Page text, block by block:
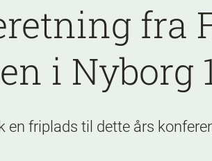
fra
i Nyborg
en friplads til dette års